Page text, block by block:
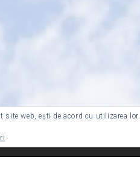
web, ești de acord cu utilizarea lor.